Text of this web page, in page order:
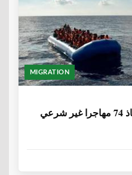
MIGRATION
موريتانيا| انتشال 57 جثة وإنقاذ 74 مهاجرا غير شرعي